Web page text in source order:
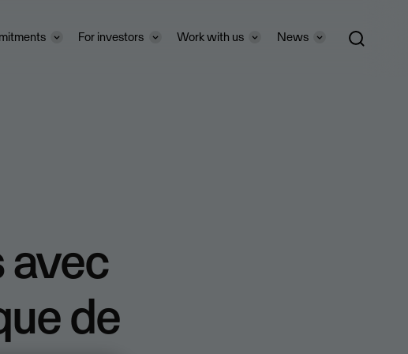
For investors Work with us News
avec
de